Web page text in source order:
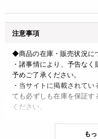
注意事項
◆商品の在庫・販売状況
・諸事情により、予告な
予めご了承ください。
・当サイトに掲載されて
ても必ずしも在庫を保証
ください。
も